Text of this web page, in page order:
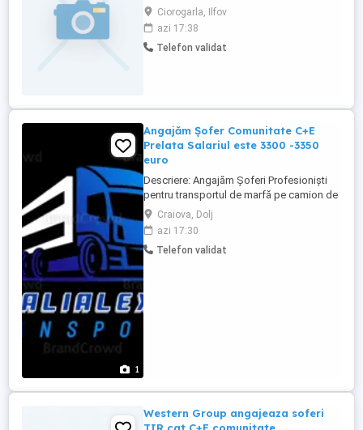
conducere categoria B Seriozitate,
punctualitate Pentru detalii la numarul de
telefon.
Ciorogarla, Ilfov
azi 17:38
Telefon validat
1
Angajăm Șofer Comunitate C+E
Prelata Salariul este 3300 -3350
euro
Descriere: Angajăm Șoferi Profesioniști
pentru transportul de marfă pe camion de
40T Căutăm Șoferii pentru curse pe
comunitate ( Germania Olanda, Belgia,
Franța , Anglia ,Italia , Spania, .... etc)
Responsabilități: Efectuează servicii de
Craiova, Dolj
azi 17:30
Telefon validat
Western Group angajeaza soferi